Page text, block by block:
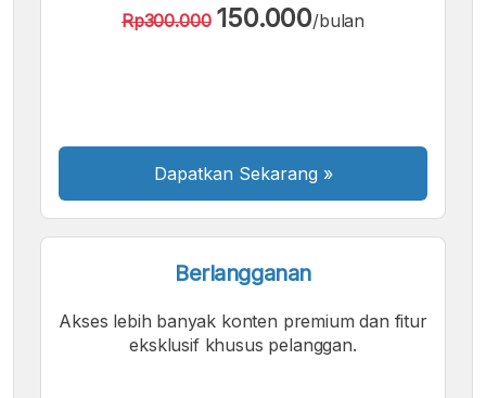
Rp300.000 150.000/bulan
Dapatkan Sekarang »
Berlangganan
Akses lebih banyak konten premium dan fitur
eksklusif khusus pelanggan.